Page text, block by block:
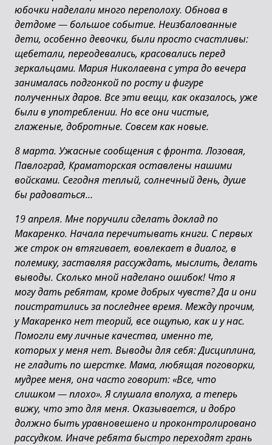
юбочки наделали много переполоху. Обнова в
детдоме — большое событие. Неизбалованные
дети, особенно девочки, были просто счастливы:
щебетали, переодевались, красовались перед
зеркальцами. Мария Николаевна с утра до вечера
занималась подгонкой по росту и фигуре
полученных даров. Все эти вещи, как оказалось, уже
были в употреблении. Но все они чистые,
глаженые, добротные. Совсем как новые.
8 марта. Ужасные сообщения с фронта. Лозовая,
Павлоград, Краматорская оставлены нашими
войсками. Сегодня теплый, солнечный день, душе
бы радоваться…
19 апреля. Мне поручили сделать доклад по
Макаренко. Начала перечитывать книги. С первых
же строк он втягивает, вовлекает в диалог, в
полемику, заставляя рассуждать, мыслить, делать
выводы. Сколько мной наделано ошибок! Что я
могу дать ребятам, кроме добрых чувств? Да и они
поистратились за последнее время. Между прочим,
у Макаренко нет теорий, все ощупью, как и у нас.
Помогли ему личные качества, именно те,
которых у меня нет. Выводы для себя: Дисциплина,
не гладить по шерстке. Мама, любящая поговорки,
мудрее меня, она часто говорит: «Все, что
слишком — плохо». Я слушала вполуха, а теперь
вижу, что это для меня. Оказывается, и добро
должно быть уравновешено и проконтролировано
рассудком. Иначе ребята быстро переходят грань